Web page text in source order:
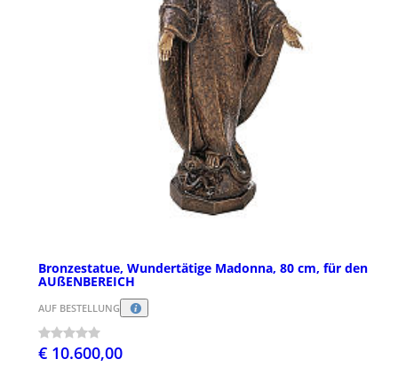
Bronzestatue, Wundertätige Madonna, 80 cm, für den
AUßENBEREICH
AUF BESTELLUNG
€ 10.600,00